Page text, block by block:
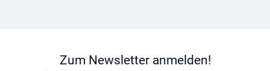
Zum Newsletter anmelden!